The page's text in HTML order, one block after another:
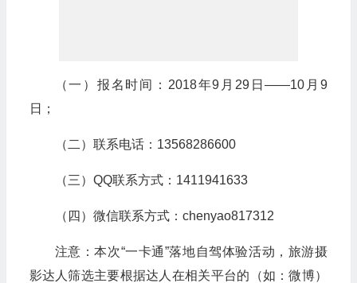
（一）报名时间：2018年9月29日——10月9
日；
（二）联系电话：13568286600
（三）QQ联系方式：1411941633
（四）微信联系方式：chenyao817312
注意：本次“一卡通”落地自驾体验活动，旅游摄
影达人筛选主要根据达人在相关平台的（如：微博）